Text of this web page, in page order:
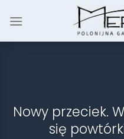
Nowy przeciek.
się